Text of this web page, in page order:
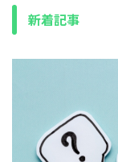
新着記事